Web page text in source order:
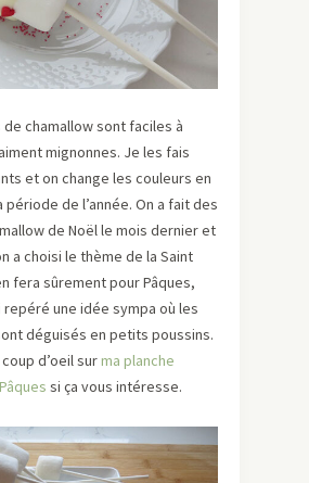
chamallow sont faciles à
mignonnes. Je les fais
et on change les couleurs en
de l’année. On a fait des
de Noël le mois dernier et
a choisi le thème de la Saint
fera sûrement pour Pâques,
repéré une idée sympa où les
déguisés en petits poussins.
d’oeil surma planche
si ça vous intéresse.